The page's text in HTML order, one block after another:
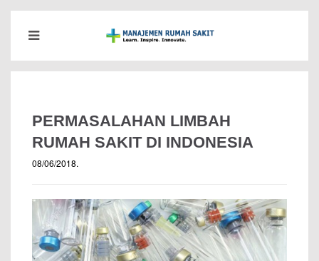
PERMASALAHAN LIMBAH
RUMAH SAKIT DI INDONESIA
08/06/2018.